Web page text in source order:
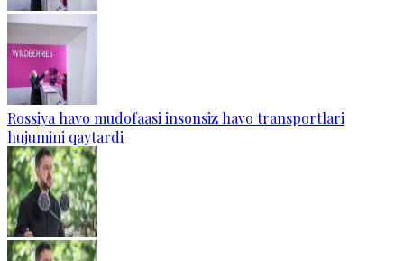
Rossiya havo mudofaasi insonsiz havo transportlari
hujumini qaytardi